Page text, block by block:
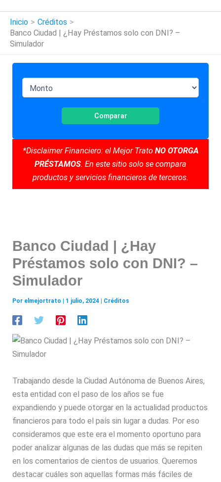
Inicio
Créditos
Banco Ciudad | ¿Hay Préstamos solo con DNI? –
Simulador
Comparar
*Disclaimer Financiero: el Mejor Trato NO OTORGA
PRÉSTAMOS. En este sitio solo se compara
productos y servicios financieros de terceros.
Banco Ciudad | ¿Hay
Préstamos solo con DNI? –
Simulador
Por elmejortrato 1 julio, 2024 Créditos
Trabajando desde la Ciudad Autónoma de Buenos Aires,
esta entidad con el paso de los años se fue
expandiendo y puede otorgar en la actualidad productos
financieros para todo el país sin lugar a dudas. Por eso
consideramos que este era el momento oportuno para
poder analizar algunas de las dudas que más se repiten
en los comentarios de cientos de usuarios. Queremos
destacar cuáles son aquellas formas más fáciles de